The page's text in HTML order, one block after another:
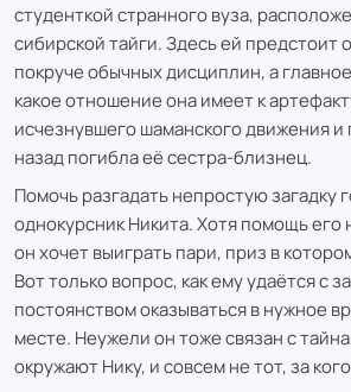
студенткой странного вуза,
сибирской тайги. Здесь ей предстоит
покруче обычных дисциплин, а
какое отношение она имеет к
исчезнувшего шаманского движения и
назад погибла её сестра-близнец.
Помочь разгадать непростую загадку
однокурсник Никита. Хотя помощь его
он хочет выиграть пари, приз в
Вот только вопрос, как ему удаётся с
постоянством оказываться в нужное
месте. Неужели он тоже связан с
окружают Нику, и совсем не тот, за